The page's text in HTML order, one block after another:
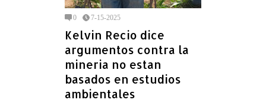
0 7-15-2025
Kelvin Recio dice
argumentos contra la
mineria no estan
basados en estudios
ambientales